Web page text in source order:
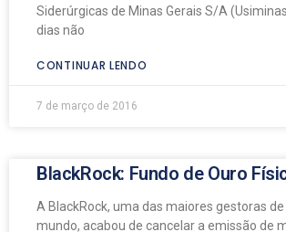
Siderúrgicas de Minas Gerais S/A
dias não
CONTINUAR LENDO
7 de março de 2016
BlackRock: Fundo de Ouro
A BlackRock, uma das maiores gestoras
mundo, acabou de cancelar a emissão de